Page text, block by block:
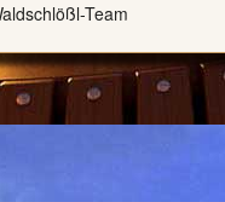
Team